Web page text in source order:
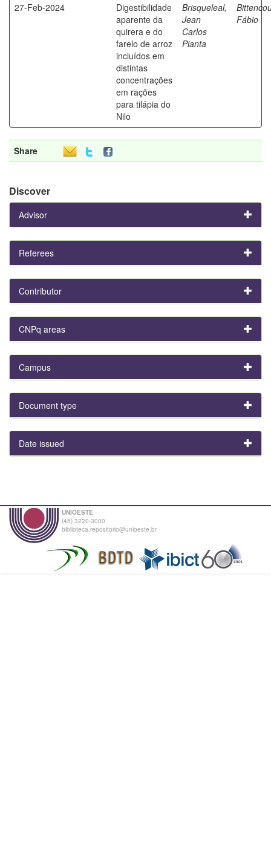
27-Feb-2024
Digestibilidade
aparente da
quirera e do
farelo de arroz
incluídos em
distintas
concentrações
em rações
para tilápia do
Nilo
Brisqueleal,
Jean
Carlos
Pianta
Fábio
Share
Discover
Advisor
Referees
Contributor
CNPq areas
Campus
Document type
Date issued
UNIOESTE
(45) 3220-3000
biblioteca.repositorio@unioeste.br